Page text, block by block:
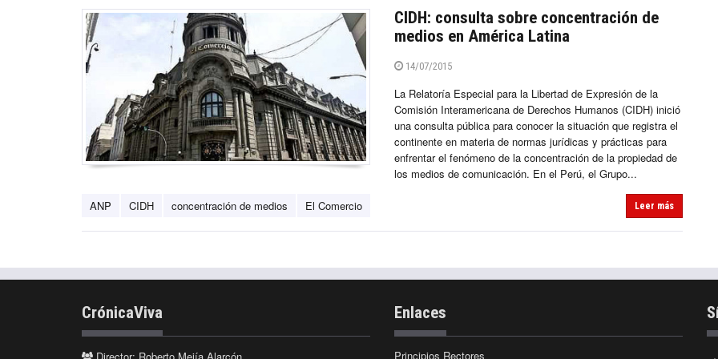
CIDH: consulta sobre concentración de
medios en América Latina
14/07/2015
La Relatoría Especial para la Libertad de Expresión de la
Comisión Interamericana de Derechos Humanos (CIDH) inició
una consulta pública para conocer la situación que registra el
continente en materia de normas jurídicas y prácticas para
enfrentar el fenómeno de la concentración de la propiedad de
los medios de comunicación. En el Perú, el Grupo...
ANP CIDH concentración de medios El Comercio Leer más
CrónicaViva Enlaces
Principios Rectores